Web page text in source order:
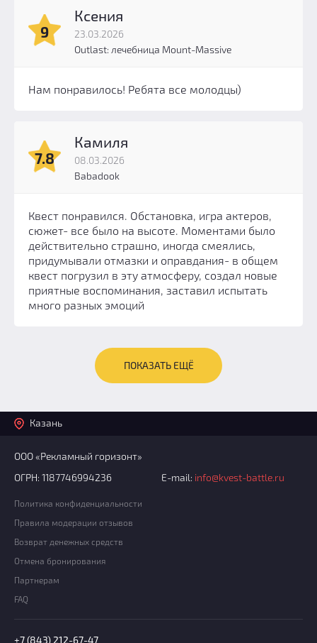
9
Ксения
23.03.2026
Outlast: лечебница Mount-Massive
Нам понравилось! Ребята все молодцы)
7.8
Камиля
08.03.2026
Babadook
Квест понравился. Обстановка, игра актеров,
сюжет- все было на высоте. Моментами было
действительно страшно, иногда смеялись,
придумывали отмазки и оправдания- в общем
квест погрузил в эту атмосферу, создал новые
приятные воспоминания, заставил испытать
много разных эмоций
ПОКАЗАТЬ ЕЩЁ
Казань
ООО «Рекламный горизонт»
ОГРН: 1187746994236
E-mail: info@kvest-battle.ru
Политика конфиденциальности
Правила модерации отзывов
Возврат денежных средств
Отмена бронирования
Партнерам
FAQ
+7 (843) 212-67-47